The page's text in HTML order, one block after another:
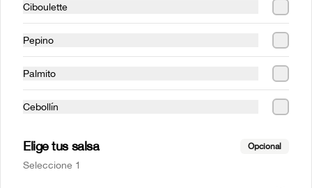
Arma Tu Roll
$6.990
Arma tu Sushi sin
Ciboulette
Pepino
Palmito
Cebollín
Elige tus salsa Opcional
Seleccione 1